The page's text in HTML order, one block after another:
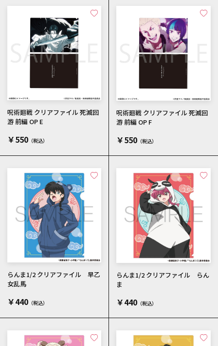
呪術廻戦 クリアファイル 死滅回
游 前編 OP E
￥550
呪術廻戦 クリアファイル 死滅回
游 前編 OP F
￥550
らんま1/2 クリアファイル 早乙
女乱馬
￥440
らんま1/2 クリアファイル らん
ま
￥440